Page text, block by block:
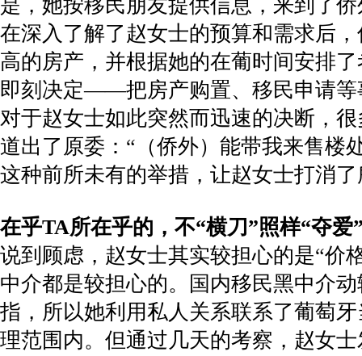
是，她按移民朋友提供信息，来到了
在深入了解了赵女士的预算和需求后
高的房产，并根据她的在葡时间安排
即刻决定——把房产购置、移民申请等
对于赵女士如此突然而迅速的决断，
道出了原委：“（侨外）能带我来售楼
这种前所未有的举措，让赵女士打消
在乎TA所在乎的，不“横刀”照样“夺爱
说到顾虑，赵女士其实较担心的是“价
中介都是较担心的。国内移民黑中介
指，所以她利用私人关系联系了葡萄
理范围内。但通过几天的考察，赵女